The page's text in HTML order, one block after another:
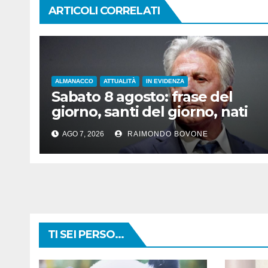
ARTICOLI CORRELATI
ALMANACCO ATTUALITÀ IN EVIDENZA
Sabato 8 agosto: frase del
giorno, santi del giorno, nati
famosi, accadde oggi
AGO 7, 2026 RAIMONDO BOVONE
TI SEI PERSO...